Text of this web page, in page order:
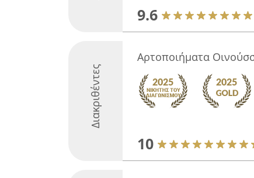
9.6
Διακριθέντες
Αρτοποιήματα
10